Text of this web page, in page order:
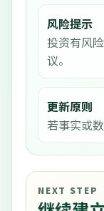
风险提示
投资有风
议。
更新原则
若事实或
NEXT STEP